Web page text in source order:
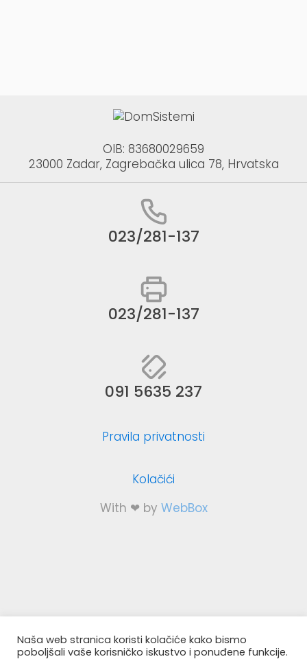
OIB: 83680029659
23000 Zadar, Zagrebačka ulica 78, Hrvatska
023/281-137
023/281-137
091 5635 237
Pravila privatnosti
Kolačići
With ❤ by WebBox
Naša web stranica koristi kolačiće kako bismo
poboljšali vaše korisničko iskustvo i ponuđene funkcije.